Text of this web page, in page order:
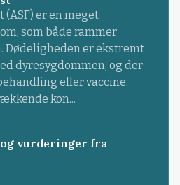
er en meget
som både rammer
Dødeligheden er ekstremt
dyresygdommen, og der
eller vaccine.
kon...
vurderinger fra